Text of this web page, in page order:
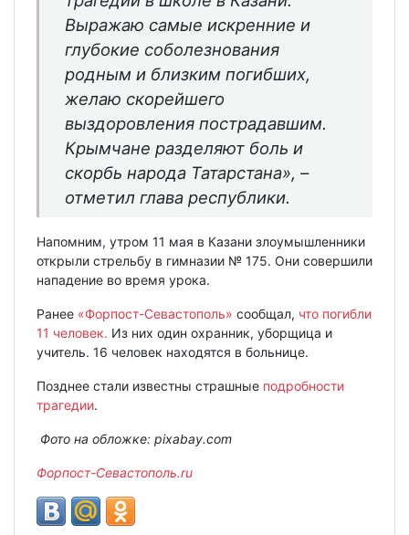
Выражаю самые искренние и
глубокие соболезнования
родным и близким погибших,
желаю скорейшего
выздоровления пострадавшим.
Крымчане разделяют боль и
скорбь народа Татарстана», –
отметил глава республики.
Напомним, утром 11 мая в Казани злоумышленники
открыли стрельбу в гимназии № 175. Они совершили
нападение во время урока.
Ранее «Форпост-Севастополь» сообщал, что погибли
11 человек. Из них один охранник, уборщица и
учитель. 16 человек находятся в больнице.
Позднее стали известны страшные подробности
трагедии.
Фото на обложке: pixabay.com
Форпост-Севастополь.ru